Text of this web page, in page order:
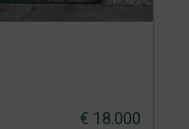
€ 18.000